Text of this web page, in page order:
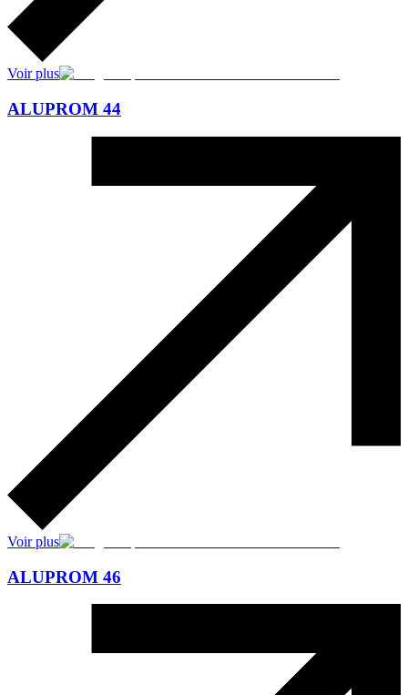
Voir plus
ALUPROM 44
Voir plus
ALUPROM 46